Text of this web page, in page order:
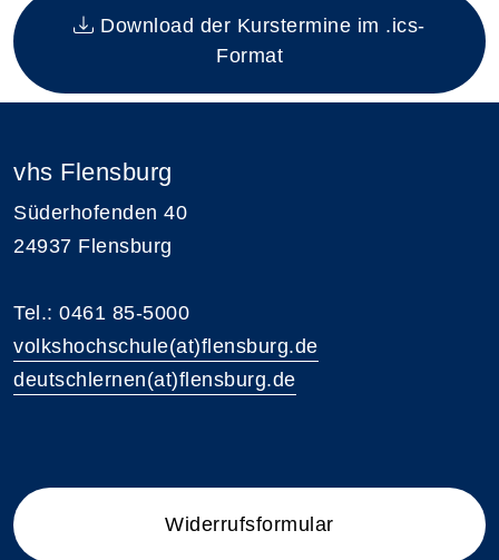
Download der Kurstermine im .ics-
Format
vhs Flensburg
Süderhofenden 40
24937 Flensburg
Tel.: 0461 85-5000
volkshochschule(at)flensburg.de
deutschlernen(at)flensburg.de
Widerrufsformular